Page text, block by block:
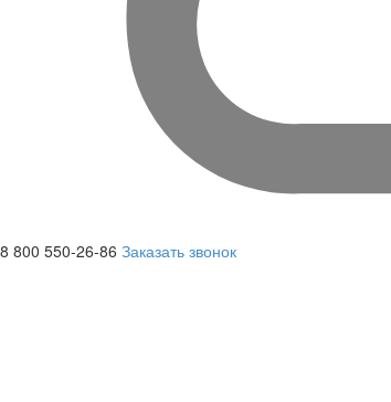
8 800 550-26-86 Заказать звонок